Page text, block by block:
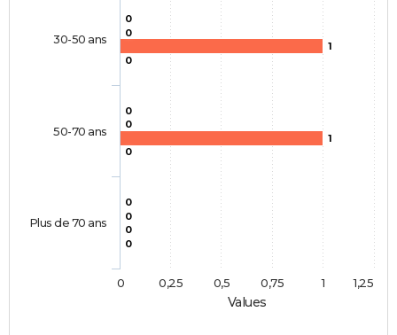
Values
0
0
0
0
0
0
1
1
0
0
0
0
30-50 ans
50-70 ans
Plus de 70 ans
0 1
0,25 0,5 0,75 1,25